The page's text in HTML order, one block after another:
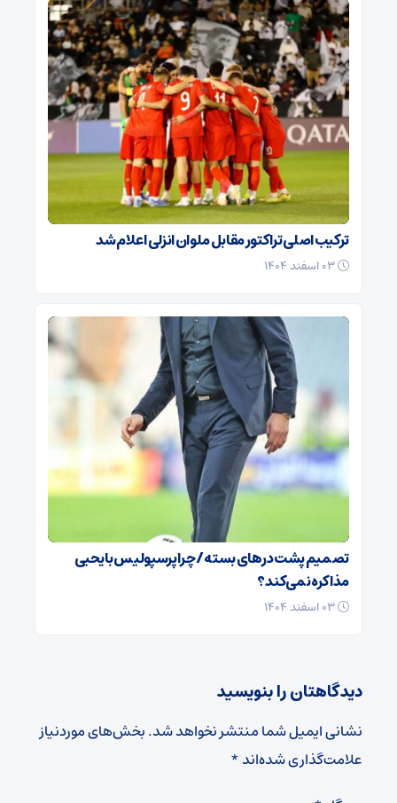
ترکیب اصلی تراکتور مقابل ملوان انزلی اعلام شد
تصمیم پشت در‌های بسته / چرا پرسپولیس با یحیی
مذاکره نمی‌کند؟
دیدگاهتان را بنویسید
نشانی ایمیل شما منتشر نخواهد شد.بخش‌های موردنیاز
علامت‌گذاری شده‌اند*